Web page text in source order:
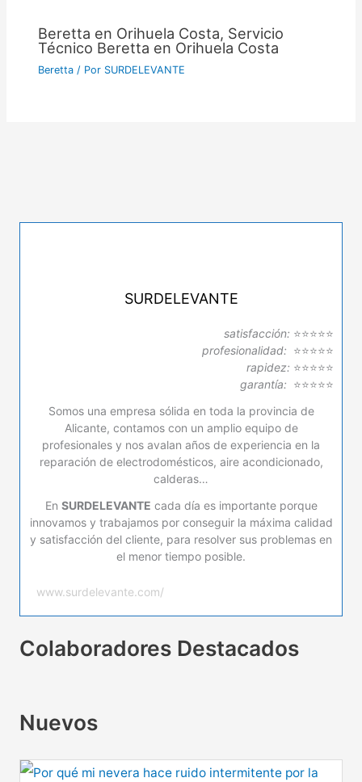
Beretta en Orihuela Costa, Servicio
Técnico Beretta en Orihuela Costa
Beretta / Por SURDELEVANTE
SURDELEVANTE
satisfacción: ⭐⭐⭐⭐⭐
profesionalidad: ⭐⭐⭐⭐⭐
rapidez: ⭐⭐⭐⭐⭐
garantía: ⭐⭐⭐⭐⭐
Somos una empresa sólida en toda la provincia de
Alicante, contamos con un amplio equipo de
profesionales y nos avalan años de experiencia en la
reparación de electrodomésticos, aire acondicionado,
calderas…
En SURDELEVANTE cada día es importante porque
innovamos y trabajamos por conseguir la máxima calidad
y satisfacción del cliente, para resolver sus problemas en
el menor tiempo posible.
www.surdelevante.com/
Colaboradores Destacados
Nuevos